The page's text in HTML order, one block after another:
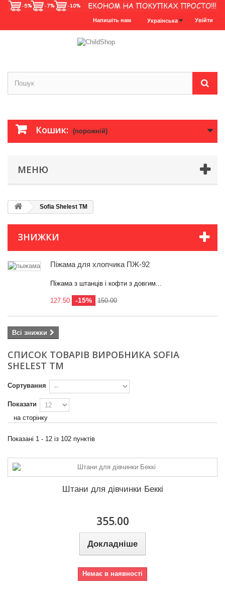
Увійти
Українська
Напишіть нам
Кошик: (порожній)
МЕНЮ
Sofia Shelest TM
Категорії
116 8
128 90
134 86
88
146 87
152 83
164
Колір
ЗНИЖКИ
Піжама для хлопчика ПЖ-92
Піжама з штанців і кофти з довгим...
127.50 -15% 150.00
Всі знижки
СПИСОК ТОВАРІВ ВИРОБНИКА SOFIA
SHELEST TM
Сортування
Показати
на сторінку
Показані 1 - 12 із 102 пунктів
Штани для дівчинки Беккі
355.00
Докладніше
Немає в наявності